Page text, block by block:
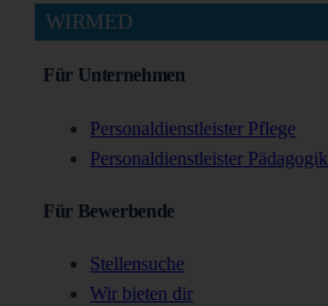
WIRMED
Für Unternehmen
Personaldienstleister Pflege
Personaldienstleister Pädagogik
Für Bewerbende
Stellensuche
Wir bieten dir